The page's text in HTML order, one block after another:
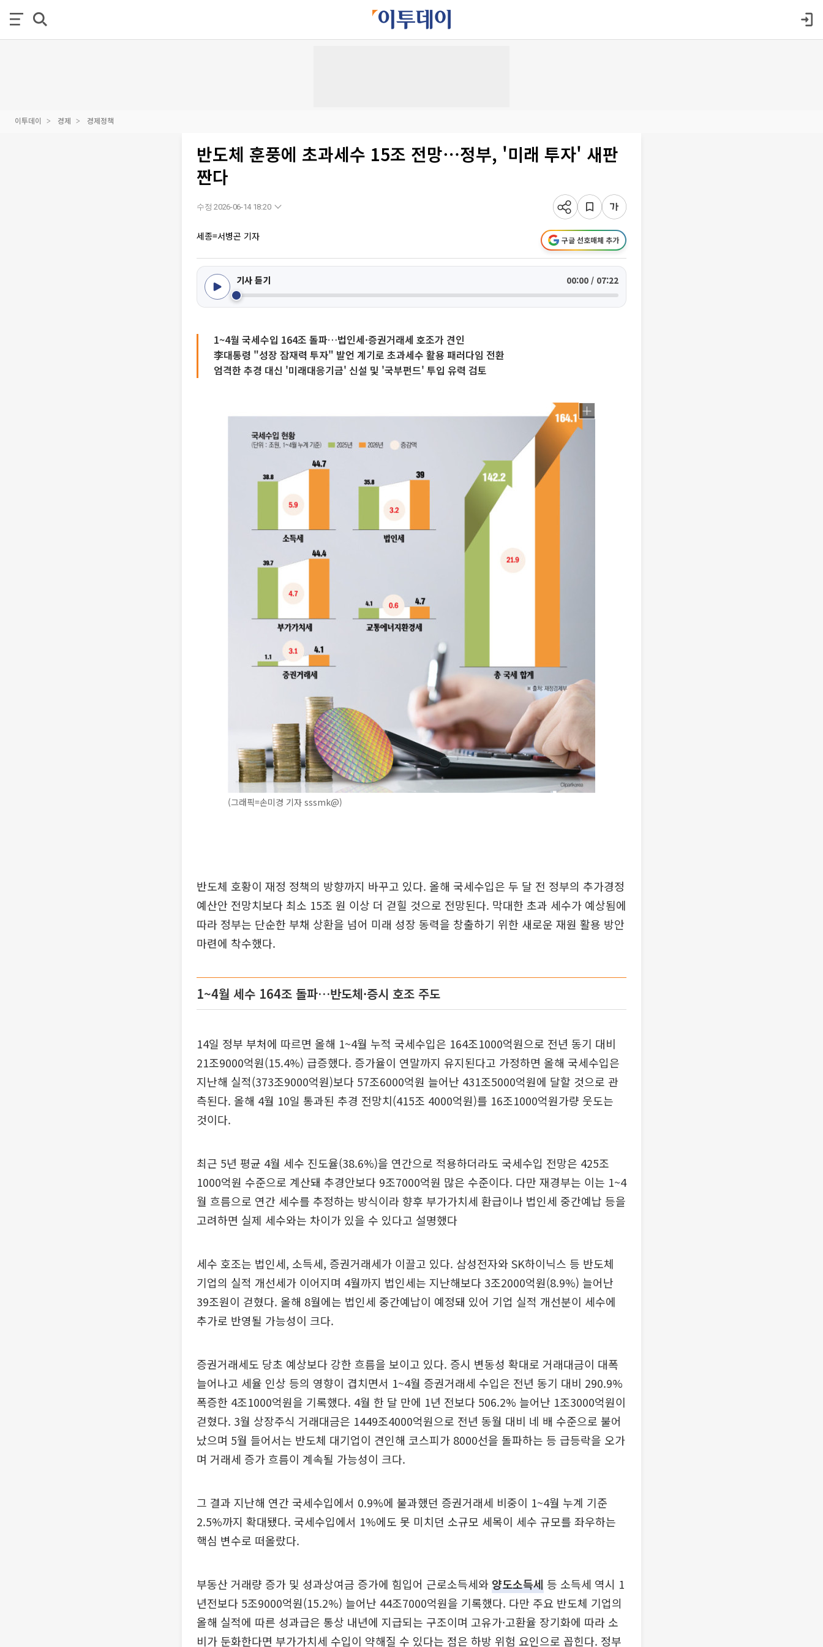
이투데이 경제 경제정책
반도체 훈풍에 초과세수 15조 전망⋯정부, '미래 투자' 새판
짠다
수정 2026-06-14 18:20
세종=서병곤 기자 구글 선호매체 추가
기사 듣기 00:00 / 07:22
1~4월 국세수입 164조 돌파…법인세·증권거래세 호조가 견인
李대통령 "성장 잠재력 투자" 발언 계기로 초과세수 활용 패러다임 전환
엄격한 추경 대신 '미래대응기금' 신설 및 '국부펀드' 투입 유력 검토
(그래픽=손미경 기자 sssmk@)
반도체 호황이 재정 정책의 방향까지 바꾸고 있다. 올해 국세수입은 두 달 전 정부의 추가경정
예산안 전망치보다 최소 15조 원 이상 더 걷힐 것으로 전망된다. 막대한 초과 세수가 예상됨에
따라 정부는 단순한 부채 상환을 넘어 미래 성장 동력을 창출하기 위한 새로운 재원 활용 방안
마련에 착수했다.
1~4월 세수 164조 돌파…반도체·증시 호조 주도
14일 정부 부처에 따르면 올해 1~4월 누적 국세수입은 164조1000억원으로 전년 동기 대비
21조9000억원(15.4%) 급증했다. 증가율이 연말까지 유지된다고 가정하면 올해 국세수입은
지난해 실적(373조9000억원)보다 57조6000억원 늘어난 431조5000억원에 달할 것으로 관
측된다. 올해 4월 10일 통과된 추경 전망치(415조 4000억원)를 16조1000억원가량 웃도는
것이다.
최근 5년 평균 4월 세수 진도율(38.6%)을 연간으로 적용하더라도 국세수입 전망은 425조
1000억원 수준으로 계산돼 추경안보다 9조7000억원 많은 수준이다. 다만 재경부는 이는 1~4
월 흐름으로 연간 세수를 추정하는 방식이라 향후 부가가치세 환급이나 법인세 중간예납 등을
고려하면 실제 세수와는 차이가 있을 수 있다고 설명했다
세수 호조는 법인세, 소득세, 증권거래세가 이끌고 있다. 삼성전자와 SK하이닉스 등 반도체
기업의 실적 개선세가 이어지며 4월까지 법인세는 지난해보다 3조2000억원(8.9%) 늘어난
39조원이 걷혔다. 올해 8월에는 법인세 중간예납이 예정돼 있어 기업 실적 개선분이 세수에
추가로 반영될 가능성이 크다.
증권거래세도 당초 예상보다 강한 흐름을 보이고 있다. 증시 변동성 확대로 거래대금이 대폭
늘어나고 세율 인상 등의 영향이 겹치면서 1~4월 증권거래세 수입은 전년 동기 대비 290.9%
폭증한 4조1000억원을 기록했다. 4월 한 달 만에 1년 전보다 506.2% 늘어난 1조3000억원이
걷혔다. 3월 상장주식 거래대금은 1449조4000억원으로 전년 동월 대비 네 배 수준으로 불어
났으며 5월 들어서는 반도체 대기업이 견인해 코스피가 8000선을 돌파하는 등 급등락을 오가
며 거래세 증가 흐름이 계속될 가능성이 크다.
그 결과 지난해 연간 국세수입에서 0.9%에 불과했던 증권거래세 비중이 1~4월 누계 기준
2.5%까지 확대됐다. 국세수입에서 1%에도 못 미치던 소규모 세목이 세수 규모를 좌우하는
핵심 변수로 떠올랐다.
부동산 거래량 증가 및 성과상여금 증가에 힘입어 근로소득세와양도소득세 등 소득세 역시 1
년전보다 5조9000억원(15.2%) 늘어난 44조7000억원을 기록했다. 다만 주요 반도체 기업의
올해 실적에 따른 성과급은 통상 내년에 지급되는 구조이며 고유가·고환율 장기화에 따라 소
비가 둔화한다면 부가가치세 수입이 약해질 수 있다는 점은 하방 위험 요인으로 꼽힌다. 정부